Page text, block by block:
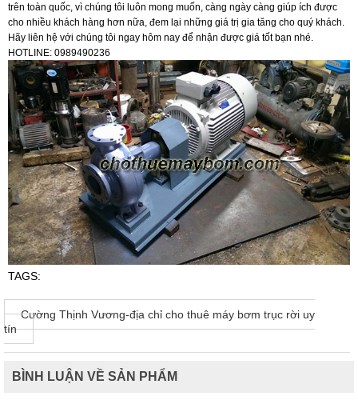
trên toàn quốc, vì chúng tôi luôn mong muốn, càng ngày càng giúp ích được
cho nhiều khách hàng hơn nữa, đem lại những giá trị gia tăng cho quý khách.
Hãy liên hệ với chúng tôi ngay hôm nay để nhận được giá tốt bạn nhé.
HOTLINE: 0989490236
TAGS:
Cường Thịnh Vương-địa chỉ cho thuê máy bơm trục rời uy
tín
BÌNH LUẬN VỀ SẢN PHẨM